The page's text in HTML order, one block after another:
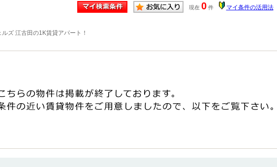
現在 0 件 マイ条件の活用法
ズ 江古田の1K賃貸アパート！